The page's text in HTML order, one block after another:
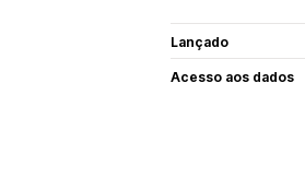
Lançado
Acesso aos dados